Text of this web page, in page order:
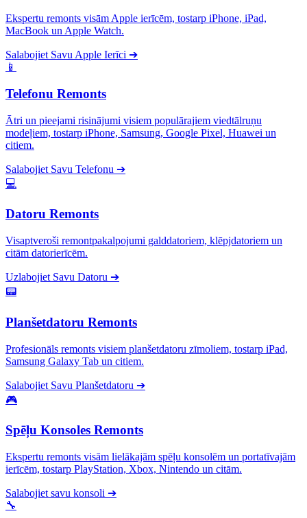
Ekspertu remonts visām Apple ierīcēm, tostarp iPhone, iPad,
MacBook un Apple Watch.
Salabojiet Savu Apple Ierīci ➔
📱
Telefonu Remonts
Ātri un pieejami risinājumi visiem populārajiem viedtālruņu
modeļiem, tostarp iPhone, Samsung, Google Pixel, Huawei un
citiem.
Salabojiet Savu Telefonu ➔
💻
Datoru Remonts
Visaptveroši remontpakalpojumi galddatoriem, klēpjdatoriem un
citām datorierīcēm.
Uzlabojiet Savu Datoru ➔
📟
Planšetdatoru Remonts
Profesionāls remonts visiem planšetdatoru zīmoliem, tostarp iPad,
Samsung Galaxy Tab un citiem.
Salabojiet Savu Planšetdatoru ➔
🎮
Spēļu Konsoles Remonts
Ekspertu remonts visām lielākajām spēļu konsolēm un portatīvajām
ierīcēm, tostarp PlayStation, Xbox, Nintendo un citām.
Salabojiet savu konsoli ➔
🔧